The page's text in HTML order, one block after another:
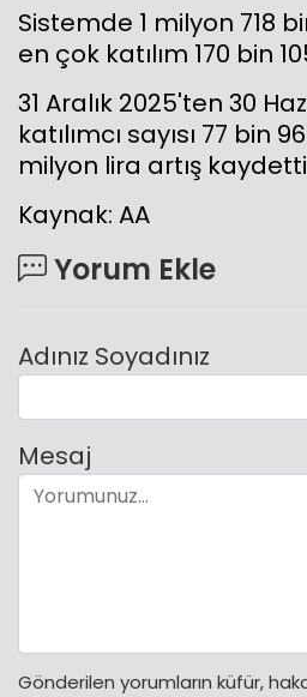
Sistemde 1 milyon 718
en çok katılım 170 bin
31 Aralık 2025'ten 30
katılımcı sayısı 77
milyon lira artış
Kaynak: AA
Yorum Ekle
Adınız Soyadınız
Mesaj
Gönderilen yorumların küfür,